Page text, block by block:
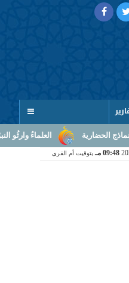
العلماءُ وارثُو النبوّة: من بلاغ الرسالة
09:48 مـ بتوقيت أم القرى